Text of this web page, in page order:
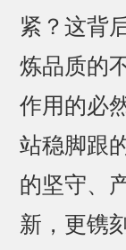
紧？这背
炼品质的
作用的必
站稳脚跟
的坚守、
新，更镌